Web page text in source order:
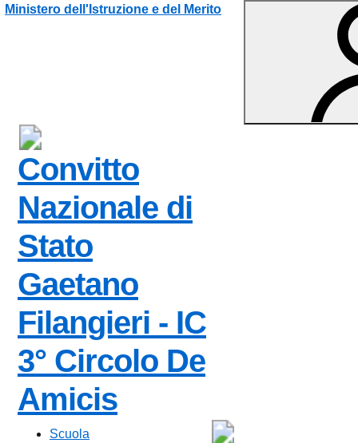
Vai ai contenuti
Vai al menu di navigazione
Vai al footer
Ministero dell'Istruzione e del Merito
Convitto
Nazionale di
Stato
Gaetano
Filangieri - IC
3° Circolo De
Amicis— Visita la
Scuola